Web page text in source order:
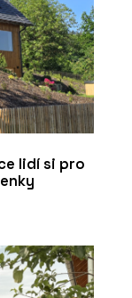
lidí si pro